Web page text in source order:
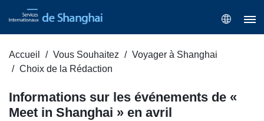
Accueil Vous Souhaitez
Voyager à Shanghai
Choix de la Rédaction
Informations sur les événements de «
Meet in Shanghai » en avril